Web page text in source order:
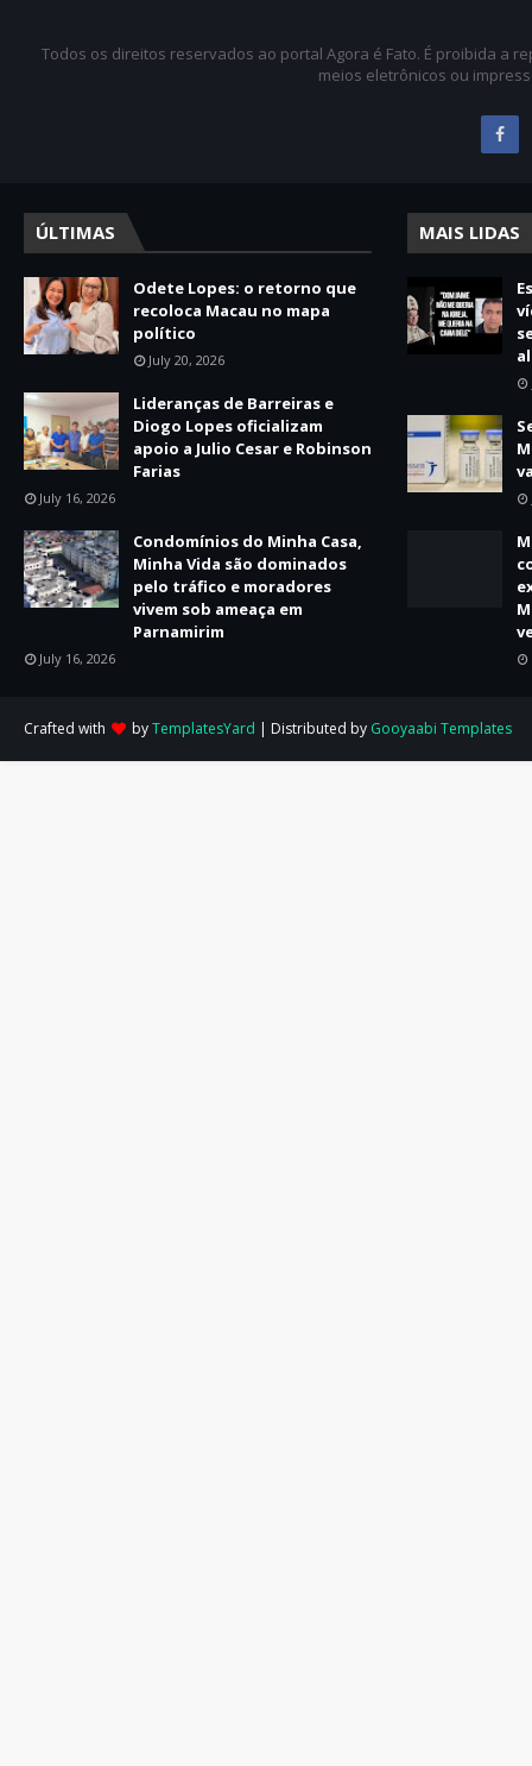
Todos os direitos reservados ao portal Agora é Fato. É proibida a
meios eletrônicos ou
ÚLTIMAS
Odete Lopes: o retorno que
recoloca Macau no mapa
político
July 20, 2026
Lideranças de Barreiras e
Diogo Lopes oficializam
apoio a Julio Cesar e Robinson
Farias
July 16, 2026
Condomínios do Minha Casa,
Minha Vida são dominados
pelo tráfico e moradores
vivem sob ameaça em
Parnamirim
July 16, 2026
MAIS LIDAS
Crafted with byTemplatesYard | Distributed by Gooyaabi Templates